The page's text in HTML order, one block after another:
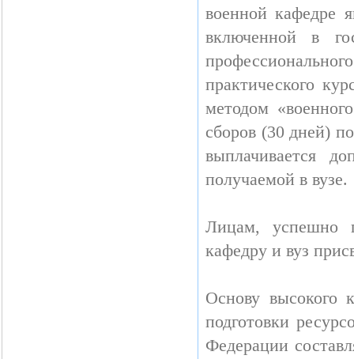
военной кафедре
включенной в
практического
методом
сборов (30 дней)
выплачивается
получаемой в вузе.
Лицам, успешно
кафедру и вуз
Основу высокого
подготовки
Федерации